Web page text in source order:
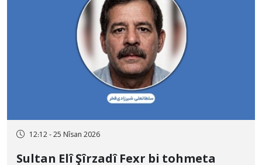
12:12 - 25 Nîsan 2026
Sultan Elî Şîrzadî Fexr bi tohmeta